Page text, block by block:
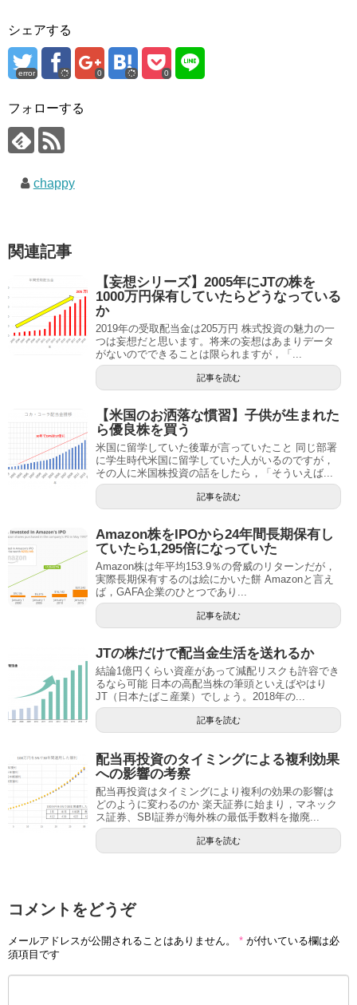
シェアする
error 0 0
フォローする
chappy
関連記事
【妄想シリーズ】2005年にJTの株を
1000万円保有していたらどうなっている
か
2019年の受取配当金は205万円 株式投資の魅力の一
つは妄想だと思います。将来の妄想はあまりデータ
がないのでできることは限られますが，「...
記事を読む
【米国のお洒落な慣習】子供が生まれた
ら優良株を買う
米国に留学していた後輩が言っていたこと 同じ部署
に学生時代米国に留学していた人がいるのですが，
その人に米国株投資の話をしたら，「そういえば...
記事を読む
Amazon株をIPOから24年間長期保有し
ていたら1,295倍になっていた
Amazon株は年平均153.9％の脅威のリターンだが，
実際長期保有するのは絵にかいた餅 Amazonと言え
ば，GAFA企業のひとつであり...
記事を読む
JTの株だけで配当金生活を送れるか
結論1億円くらい資産があって減配リスクも許容でき
るなら可能 日本の高配当株の筆頭といえばやはり
JT（日本たばこ産業）でしょう。2018年の...
記事を読む
配当再投資のタイミングによる複利効果
への影響の考察
配当再投資はタイミングにより複利の効果の影響は
どのように変わるのか 楽天証券に始まり，マネック
ス証券、SBI証券が海外株の最低手数料を撤廃...
記事を読む
コメントをどうぞ
メールアドレスが公開されることはありません。 * が付いている欄は必
須項目です